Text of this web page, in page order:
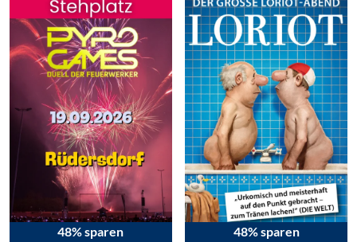
48% sparen
48% sparen